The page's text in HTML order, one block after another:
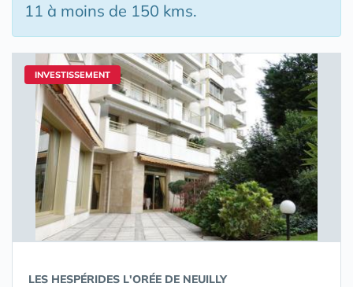
11 à moins de 150 kms.
INVESTISSEMENT
LES HESPÉRIDES L'ORÉE DE NEUILLY